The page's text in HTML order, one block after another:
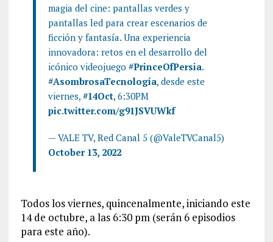
magia del cine: pantallas verdes y
pantallas led para crear escenarios de
ficción y fantasía. Una experiencia
innovadora: retos en el desarrollo del
icónico videojuego #PrinceOfPersia.
#AsombrosaTecnología, desde este
viernes, #14Oct, 6:30PM
pic.twitter.com/g91JSVUWkf
— VALE TV, Red Canal 5 (@ValeTVCanal5)
October 13, 2022
Todos los viernes, quincenalmente, iniciando este
14 de octubre, a las 6:30 pm (serán 6 episodios
para este año).